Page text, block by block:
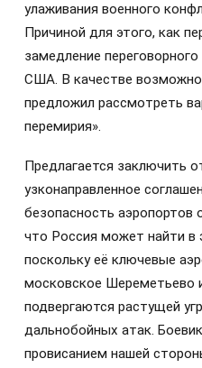
улаживания военного
Причиной для этого, как
замедление
США. В качестве
предложил рассмотреть
перемирия».
Предлагается заключить
узконаправленное
безопасность аэропортов
что Россия может найти в
поскольку её ключевые
московское Шереметьево
подвергаются растущей
дальнобойных атак.
провисанием нашей